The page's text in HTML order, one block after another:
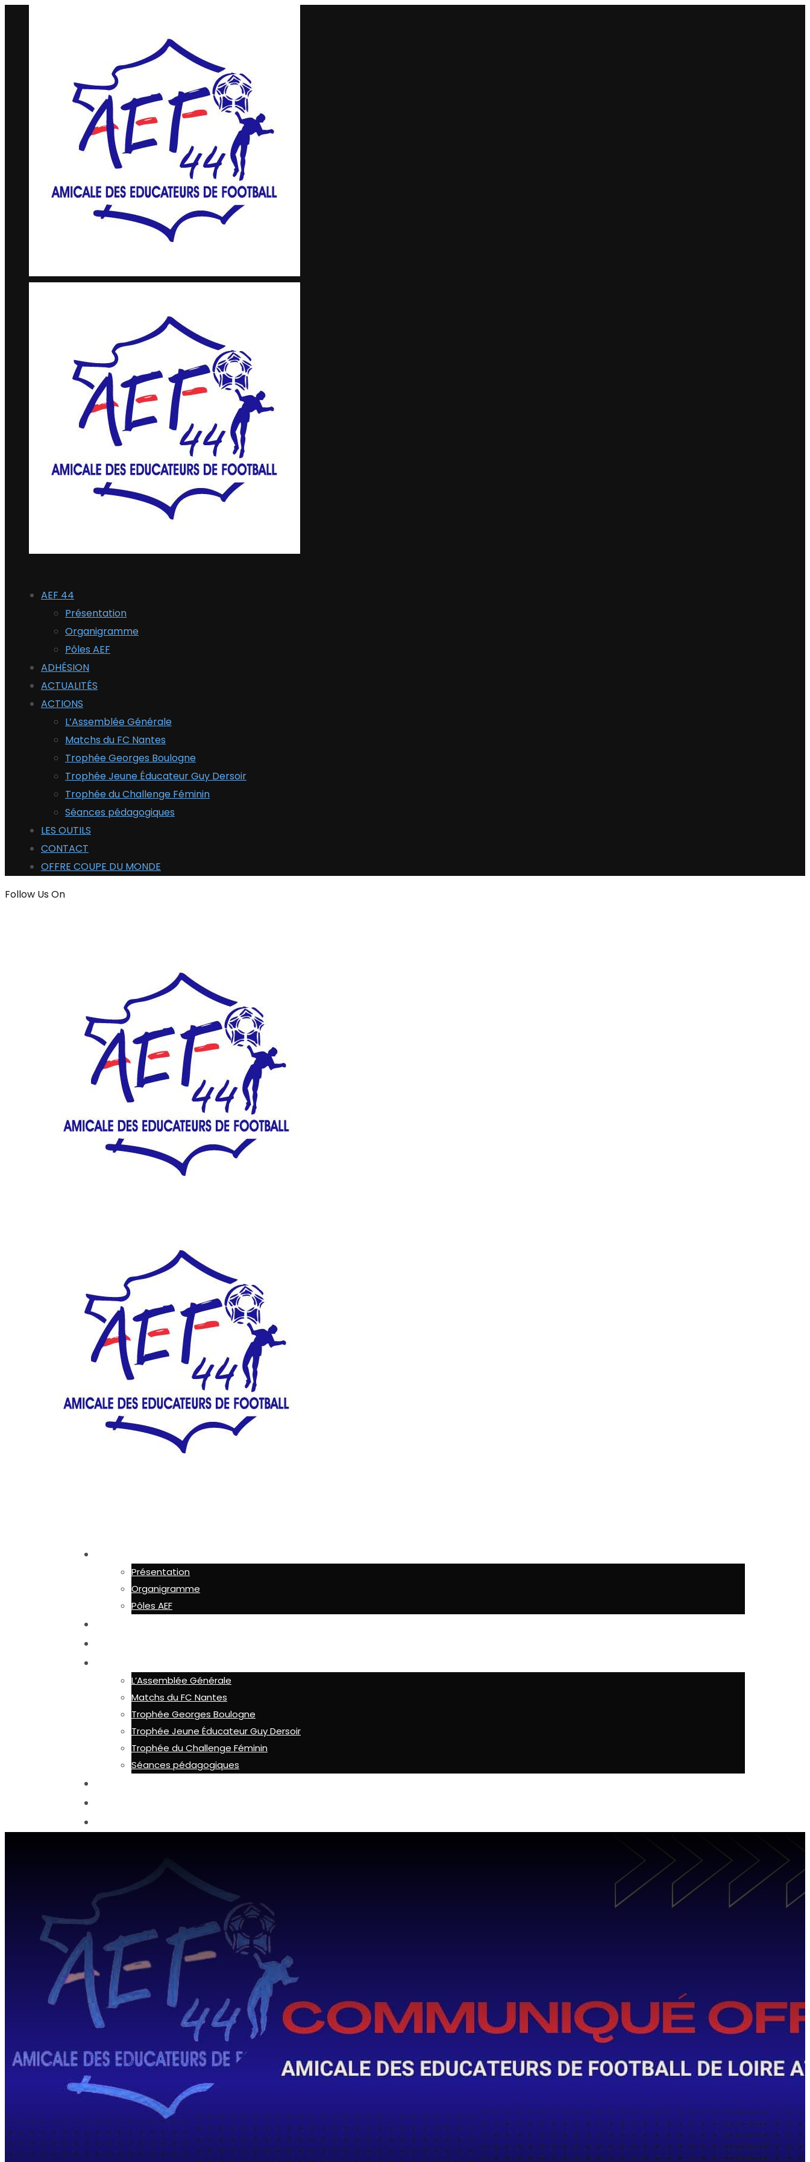
AEF 44
Présentation
Organigramme
Pôles AEF
ADHÉSION
ACTUALITÉS
ACTIONS
L’Assemblée Générale
Matchs du FC Nantes
Trophée Georges Boulogne
Trophée Jeune Éducateur Guy Dersoir
Trophée du Challenge Féminin
Séances pédagogiques
LES OUTILS
CONTACT
OFFRE COUPE DU MONDE
Follow Us On
Présentation
Organigramme
Pôles AEF
L’Assemblée Générale
Matchs du FC Nantes
Trophée Georges Boulogne
Trophée Jeune Éducateur Guy Dersoir
Trophée du Challenge Féminin
Séances pédagogiques